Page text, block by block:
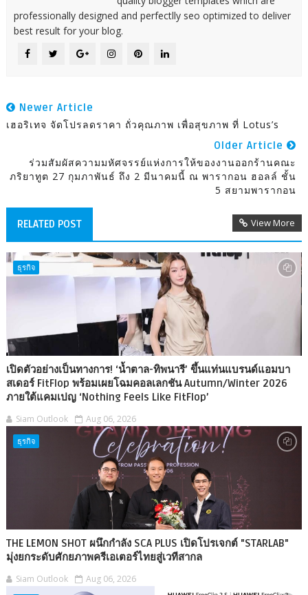
professionally designed and perfectlly seo optimized to deliver
best result for your blog.
Newer Article
เฮอริเทจ จัดโปรลดราคา ถั่วคุณภาพ เพื่อสุขภาพ ที่ Lotus’s
Older Article
ร่วมสัมผัสความมหัศจรรย์แห่งการให้ของงานออกร้านคณะ
ภริยาทูต 27 กุมภาพันธ์ ถึง 2 มีนาคมนี้ ณ พารากอน ฮอลล์ ชั้น
5 สยามพารากอน
RELATED POST View More
ธุรกิจ
เปิดตัวอย่างเป็นทางการ! ‘น้ำตาล-ทิพนารี’ ขึ้นแท่นแบรนด์แอมบา
สเดอร์ FitFlop พร้อมเผยโฉมคอลเลกชัน Autumn/Winter 2026
ภายใต้แคมเปญ ‘Nothing Feels Like FitFlop’
Siam Outlook Aug 06, 2026
ธุรกิจ
THE LEMON SHOT ผนึกกำลัง SCA PLUS เปิดโปรเจกต์ "STARLAB"
มุ่งยกระดับศักยภาพครีเอเตอร์ไทยสู่เวทีสากล
Siam Outlook Aug 06, 2026